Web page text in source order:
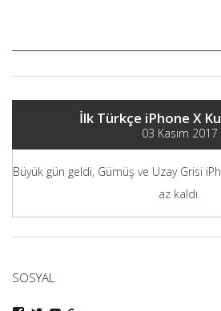
İlk Türkçe iPhone X
03 Kasım 2017
Büyük gün geldi, Gümüş ve Uzay Grisi
az kaldı.
SOSYAL